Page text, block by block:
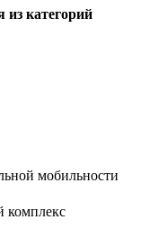
из категорий
мобильности
комплекс